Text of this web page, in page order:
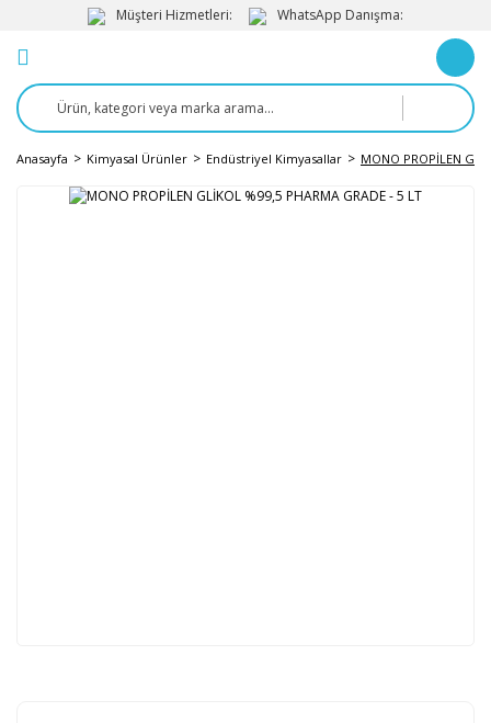
Müşteri Hizmetleri: WhatsApp Danışma:
Anasayfa Kimyasal Ürünler Endüstriyel Kimyasallar MONO PROPİLEN